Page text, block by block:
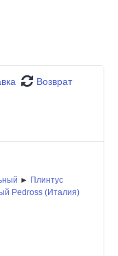
Возврат
► Плинтус
Pedross (Италия)